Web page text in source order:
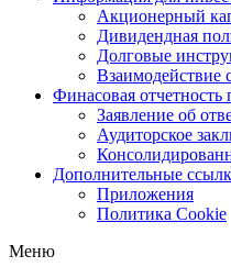
Акционерный
Дивидендная
Долговые
Взаимодействие
Финасовая
Заявление об
Аудиторское
Дополнительные
Приложения
Политика Cookie
Меню